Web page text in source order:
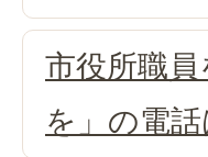
市役所職
を」の電